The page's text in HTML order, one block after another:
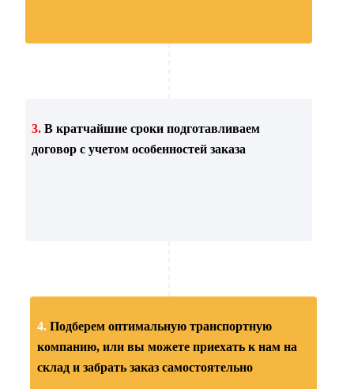
3. В кратчайшие сроки подготавливаем
договор с учетом особенностей заказа
4.Подберем оптимальную транспортную
компанию, или вы можете приехать к нам на
склад и забрать заказ самостоятельно